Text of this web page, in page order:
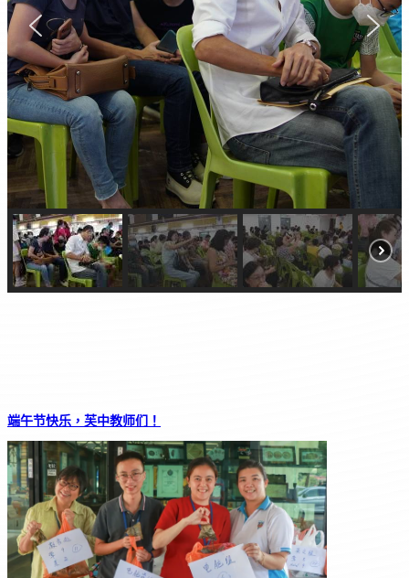
端午节快乐，芙中教师们！